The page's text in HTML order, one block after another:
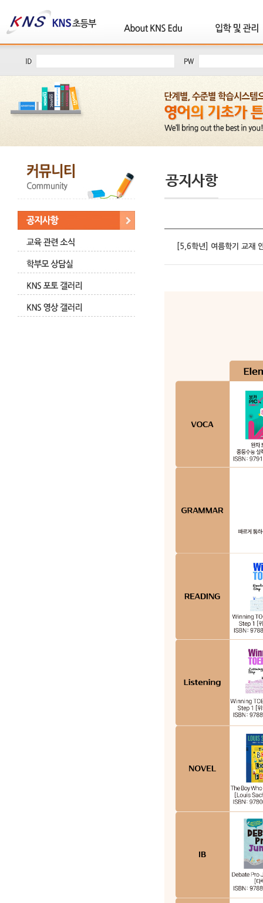
[5,6학년] 여름학기 교재